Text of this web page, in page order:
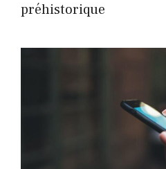
préhistorique